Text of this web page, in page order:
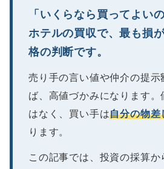
「いくらなら買ってよい
ホテルの買収で、最も損
格の判断です。
売り手の言い値や仲介の提示
ば、高値づかみになります
はなく、買い手は自分の物差
ります。
この記事では、投資の採算か